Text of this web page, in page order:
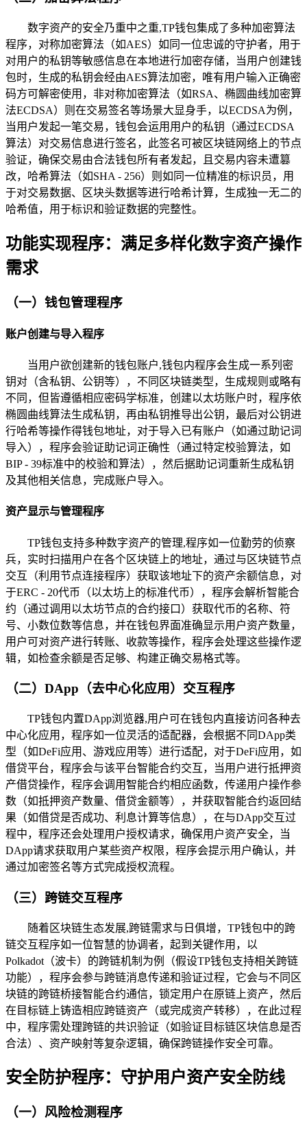
数字资产的安全乃重中之重,TP钱包集成了多种加密算法
程序，对称加密算法（如AES）如同一位忠诚的守护者，用于
对用户的私钥等敏感信息在本地进行加密存储，当用户创建钱
包时，生成的私钥会经由AES算法加密，唯有用户输入正确密
码方可解密使用，非对称加密算法（如RSA、椭圆曲线加密算
法ECDSA）则在交易签名等场景大显身手，以ECDSA为例，
当用户发起一笔交易，钱包会运用用户的私钥（通过ECDSA
算法）对交易信息进行签名，此签名可被区块链网络上的节点
验证，确保交易由合法钱包所有者发起，且交易内容未遭篡
改，哈希算法（如SHA - 256）则如同一位精准的标识员，用
于对交易数据、区块头数据等进行哈希计算，生成独一无二的
哈希值，用于标识和验证数据的完整性。
功能实现程序：满足多样化数字资产操作
需求
（一）钱包管理程序
账户创建与导入程序
当用户欲创建新的钱包账户,钱包内程序会生成一系列密
钥对（含私钥、公钥等），不同区块链类型，生成规则或略有
不同，但皆遵循相应密码学标准，创建以太坊账户时，程序依
椭圆曲线算法生成私钥，再由私钥推导出公钥，最后对公钥进
行哈希等操作得钱包地址，对于导入已有账户（如通过助记词
导入），程序会验证助记词正确性（通过特定校验算法，如
BIP - 39标准中的校验和算法），然后据助记词重新生成私钥
及其他相关信息，完成账户导入。
资产显示与管理程序
TP钱包支持多种数字资产的管理,程序如一位勤劳的侦察
兵，实时扫描用户在各个区块链上的地址，通过与区块链节点
交互（利用节点连接程序）获取该地址下的资产余额信息，对
于ERC - 20代币（以太坊上的标准代币），程序会解析智能合
约（通过调用以太坊节点的合约接口）获取代币的名称、符
号、小数位数等信息，并在钱包界面准确显示用户资产数量，
用户可对资产进行转账、收款等操作，程序会处理这些操作逻
辑，如检查余额是否足够、构建正确交易格式等。
（二）DApp（去中心化应用）交互程序
TP钱包内置DApp浏览器,用户可在钱包内直接访问各种去
中心化应用，程序如一位灵活的适配器，会根据不同DApp类
型（如DeFi应用、游戏应用等）进行适配，对于DeFi应用，如
借贷平台，程序会与该平台智能合约交互，当用户进行抵押资
产借贷操作，程序会调用智能合约相应函数，传递用户操作参
数（如抵押资产数量、借贷金额等），并获取智能合约返回结
果（如借贷是否成功、利息计算等信息），在与DApp交互过
程中，程序还会处理用户授权请求，确保用户资产安全，当
DApp请求获取用户某些资产权限，程序会提示用户确认，并
通过加密签名等方式完成授权流程。
（三）跨链交互程序
随着区块链生态发展,跨链需求与日俱增，TP钱包中的跨
链交互程序如一位智慧的协调者，起到关键作用，以
Polkadot（波卡）的跨链机制为例（假设TP钱包支持相关跨链
功能），程序会参与跨链消息传递和验证过程，它会与不同区
块链的跨链桥接智能合约通信，锁定用户在原链上资产，然后
在目标链上铸造相应跨链资产（或完成资产转移），在此过程
中，程序需处理跨链的共识验证（如验证目标链区块信息是否
合法）、资产映射等复杂逻辑，确保跨链操作安全可靠。
安全防护程序：守护用户资产安全防线
（一）风险检测程序